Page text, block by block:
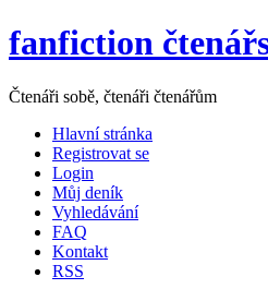
fanfiction
Čtenáři sobě, čtenáři čtenářům
Hlavní stránka
Registrovat se
Login
Můj deník
Vyhledávání
FAQ
Kontakt
RSS